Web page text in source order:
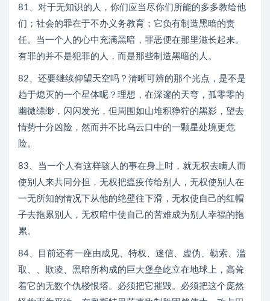
81、对于无知识的人，你们应当尽你们所能的多多教给他
们；社会的罪在于不办义务教育；它负有制造黑暗的责
任。当一个人的心中充满黑暗，罪恶便在那里滋长起来。
有罪的并不是犯罪的人，而是那些制造黑暗的人。
82、还要继续仰望天空吗？清晰可辨的那个光点，是不是
趋于熄灭的一个星体呢？理想，在深邃的天穹，孤零零的
幽微缥缈，闪闪发光，但周围如山堆积狰狞的黑影，望去
情势十分凶险，然而并不比乌云口中的一颗星处境更危
险。
83、当一个人有这样骇人的事在身上时，就无权去瞒人而
使别人来共同分担，无权把瘟疫传给别人，无权使别人在
一无所知的情况下从他的绝壁往下滑，无权使自己的红帽
子去拖累别人，无权暗中使自己的苦难成为别人幸福的拖
累。
84、目前还有一座由成见、特权、迷信、虚伪、勒索、滥
取、、欺凌、黑暗所构成的巨大堡垒屹立在地球上，高耸
着它的无数个仇楼恨塔。必须把它摧毁。必须把这个庞然